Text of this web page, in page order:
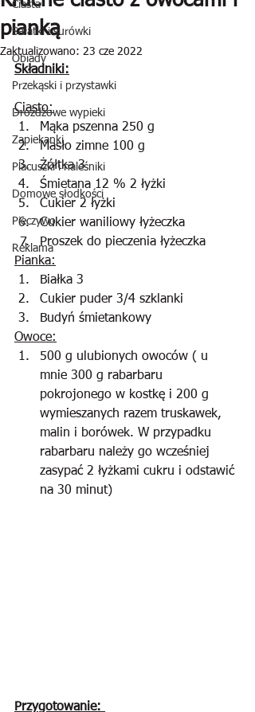
Ciasta
Sałatki i surówki
Obiady
Przekąski i przystawki
Drożdżowe wypieki
Zapiekanki
Placuszki i naleśniki
Domowe słodkości
Pieczywo
Reklama
pianką
Zaktualizowano: 23 cze 2022
Składniki:
Ciasto:
Mąka pszenna 250 g
Masło zimne 100 g
Żółtka 3
Śmietana 12 % 2 łyżki
Cukier 2 łyżki
Cukier waniliowy łyżeczka
Proszek do pieczenia łyżeczka
Pianka:
Białka 3
Cukier puder 3/4 szklanki
Budyń śmietankowy
Owoce:
500 g ulubionych owoców ( u
mnie 300 g rabarbaru
pokrojonego w kostkę i 200 g
wymieszanych razem truskawek,
malin i borówek. W przypadku
rabarbaru należy go wcześniej
zasypać 2 łyżkami cukru i odstawić
na 30 minut)
Przygotowanie: